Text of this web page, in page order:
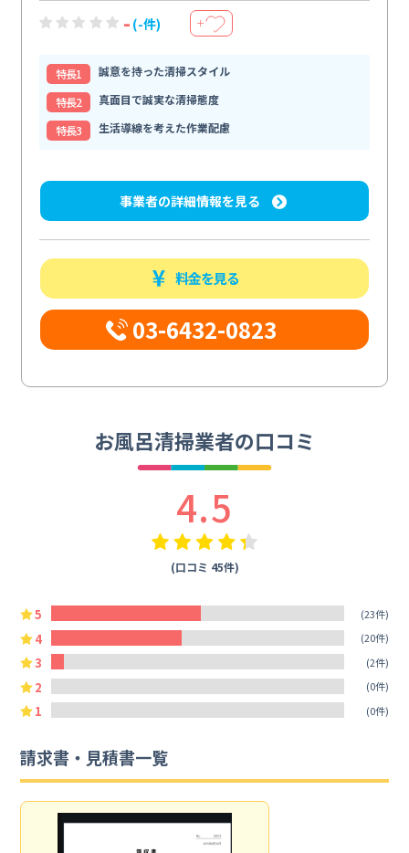
- (-件) ＋
特⻑1
誠意を持った清掃スタイル
特⻑2
真面目で誠実な清掃態度
特⻑3
生活導線を考えた作業配慮
事業者の詳細情報を見る
料金を見る
03-6432-0823
お風呂清掃業者の口コミ
4.5
(口コミ 45件)
5 (23件)
4 (20件)
3 (2件)
2 (0件)
1 (0件)
請求書・見積書一覧